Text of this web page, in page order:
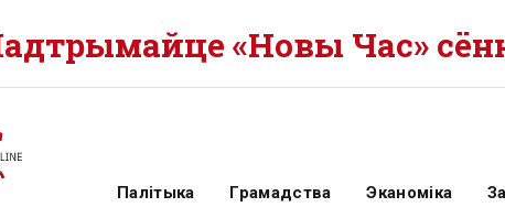
«Новы Час»
Палітыка Грамадства Эканоміка